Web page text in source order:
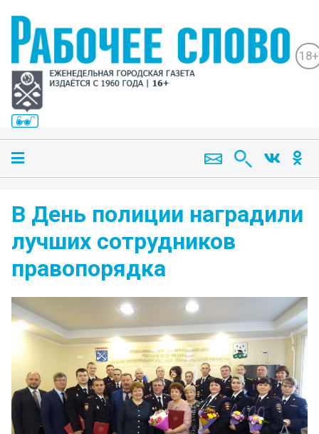
18+
В День полиции наградили
лучших сотрудников
правопорядка